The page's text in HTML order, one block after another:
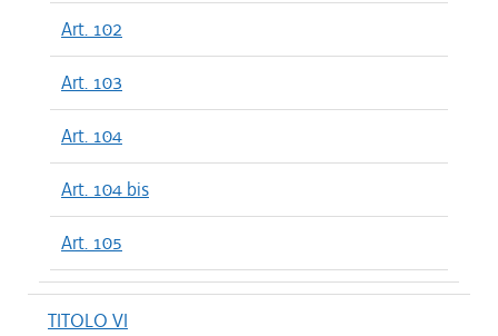
Art. 102
Art. 103
Art. 104
Art. 104 bis
Art. 105
TITOLO VI